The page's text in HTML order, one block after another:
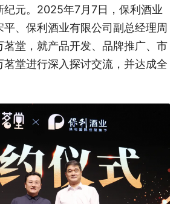
纪元。2025年7月7日，保利酒业
、保利酒业有限公司副总经理周
茗堂，就产品开发、品牌推广、市
堂进行深入探讨交流，并达成全